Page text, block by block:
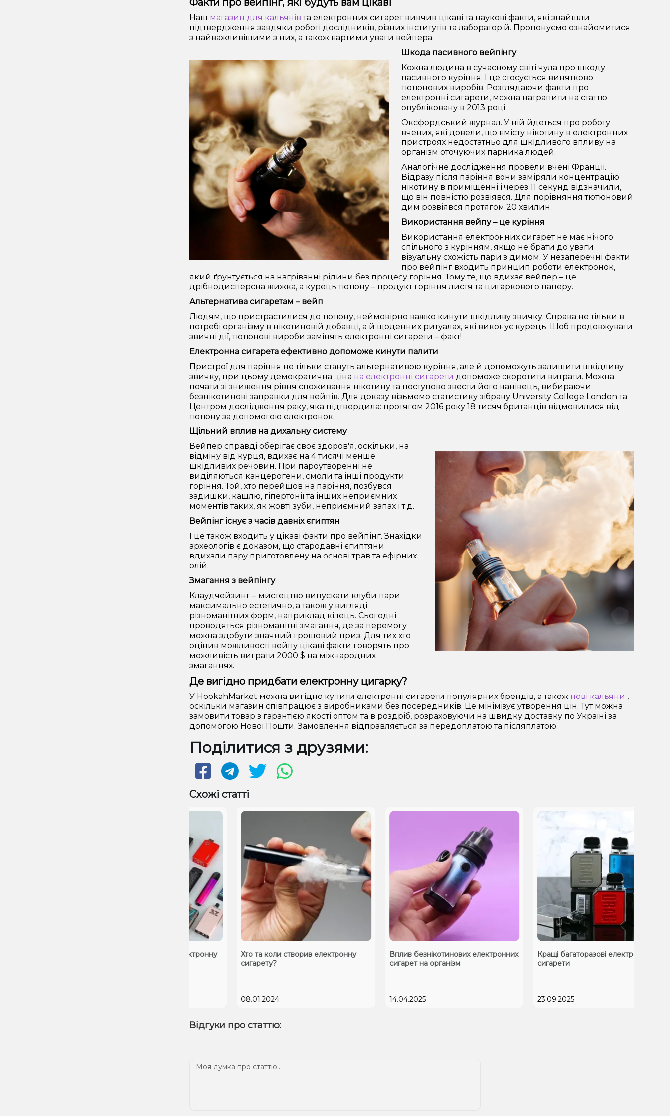
Факти про вейпінг, які будуть вам цікаві
Наш магазин для кальянів та електронних сигарет вивчив цікаві та наукові факти, які знайшли
підтвердження завдяки роботі дослідників, різних інститутів та лабораторій. Пропонуємо ознайомитися
з найважливішими з них, а також вартими уваги вейпера.
Шкода пасивного вейпінгу
Кожна людина в сучасному світі чула про шкоду
пасивного куріння. І це стосується винятково
тютюнових виробів. Розглядаючи факти про
електронні сигарети, можна натрапити на статтю
опубліковану в 2013 році
Оксфордський журнал. У ній йдеться про роботу
вчених, які довели, що вмісту нікотину в електронних
пристроях недостатньо для шкідливого впливу на
організм оточуючих парника людей.
Аналогічне дослідження провели вчені Франції.
Відразу після паріння вони заміряли концентрацію
нікотину в приміщенні і через 11 секунд відзначили,
що він повністю розвіявся. Для порівняння тютюновий
дим розвіявся протягом 20 хвилин.
Використання вейпу – це куріння
Використання електронних сигарет не має нічого
спільного з курінням, якщо не брати до уваги
візуальну схожість пари з димом. У незаперечні факти
про вейпінг входить принцип роботи електронок,
який ґрунтується на нагріванні рідини без процесу горіння. Тому те, що вдихає вейпер – це
дрібнодисперсна жижка, а курець тютюну – продукт горіння листя та цигаркового паперу.
Альтернатива сигаретам – вейп
Людям, що пристрастилися до тютюну, неймовірно важко кинути шкідливу звичку. Справа не тільки в
потребі організму в нікотиновій добавці, а й щоденних ритуалах, які виконує курець. Щоб продовжувати
звичні дії, тютюнові вироби замінять електронні сигарети – факт!
Електронна сигарета ефективно допоможе кинути палити
Пристрої для паріння не тільки стануть альтернативою куріння, але й допоможуть залишити шкідливу
звичку, при цьому демократична ціна на електронні сигарети допоможе скоротити витрати. Можна
почати зі зниження рівня споживання нікотину та поступово звести його нанівець, вибираючи
безнікотинові заправки для вейпів. Для доказу візьмемо статистику зібрану University College London та
Центром дослідження раку, яка підтвердила: протягом 2016 року 18 тисяч британців відмовилися від
тютюну за допомогою електронок.
Щільний вплив на дихальну систему
Вейпер справді оберігає своє здоров'я, оскільки, на
відміну від курця, вдихає на 4 тисячі менше
шкідливих речовин. При пароутворенні не
виділяються канцерогени, смоли та інші продукти
горіння. Той, хто перейшов на паріння, позбувся
задишки, кашлю, гіпертонії та інших неприємних
моментів таких, як жовті зуби, неприємний запах і т.д.
Вейпінг існує з часів давніх єгиптян
І це також входить у цікаві факти про вейпінг. Знахідки
археологів є доказом, що стародавні єгиптяни
вдихали пару приготовлену на основі трав та ефірних
олій.
Змагання з вейпінгу
Клаудчейзинг – мистецтво випускати клуби пари
максимально естетично, а також у вигляді
різноманітних форм, наприклад кілець. Сьогодні
проводяться різноманітні змагання, де за перемогу
можна здобути значний грошовий приз. Для тих хто
оцінив можливості вейпу цікаві факти говорять про
можливість виграти 2000 $ на міжнародних
змаганнях.
Де вигідно придбати електронну цигарку?
У HookahMarket можна вигідно купити електронні сигарети популярних брендів, а також нові кальяни ,
оскільки магазин співпрацює з виробниками без посередників. Це мінімізує утворення цін. Тут можна
замовити товар з гарантією якості оптом та в роздріб, розраховуючи на швидку доставку по Україні за
допомогою Нової Пошти. Замовлення відправляється за передоплатою та післяплатою.
Поділитися з друзями:
Схожі статті
Як підібрати для себе електронну
Хто та коли створив електронну
сигарету?
08.01.2024
Вплив безнікотинових електронних
сигарет на організм
14.04.2025
Кращі багаторазові електронні
сигарети
23.09.2025
Відгуки про статтю: